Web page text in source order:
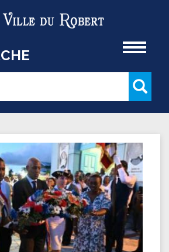
de recherche